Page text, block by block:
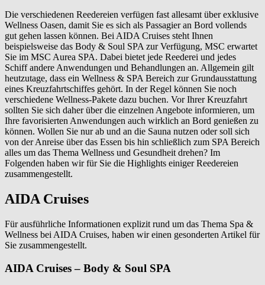
Die verschiedenen Reedereien verfügen fast allesamt über exklusive
Wellness Oasen, damit Sie es sich als Passagier an Bord vollends
gut gehen lassen können. Bei AIDA Cruises steht Ihnen
beispielsweise das Body & Soul SPA zur Verfügung, MSC erwartet
Sie im MSC Aurea SPA. Dabei bietet jede Reederei und jedes
Schiff andere Anwendungen und Behandlungen an. Allgemein gilt
heutzutage, dass ein Wellness & SPA Bereich zur Grundausstattung
eines Kreuzfahrtschiffes gehört. In der Regel können Sie noch
verschiedene Wellness-Pakete dazu buchen. Vor Ihrer Kreuzfahrt
sollten Sie sich daher über die einzelnen Angebote informieren, um
Ihre favorisierten Anwendungen auch wirklich an Bord genießen zu
können. Wollen Sie nur ab und an die Sauna nutzen oder soll sich
von der Anreise über das Essen bis hin schließlich zum SPA Bereich
alles um das Thema Wellness und Gesundheit drehen? Im
Folgenden haben wir für Sie die Highlights einiger Reedereien
zusammengestellt.
AIDA Cruises
Für ausführliche Informationen explizit rund um das Thema Spa &
Wellness bei AIDA Cruises, haben wir einen gesonderten Artikel für
Sie zusammengestellt.
AIDA Cruises – Body & Soul SPA